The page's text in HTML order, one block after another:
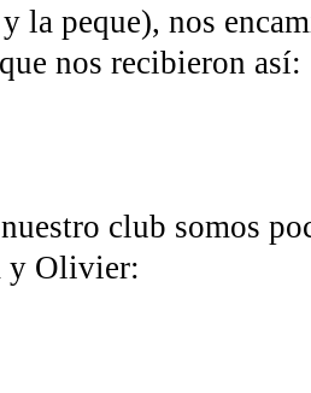
la peque), nos
nos recibieron así:
club somos
y Olivier: